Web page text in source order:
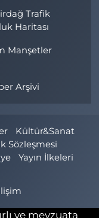
Trafik
Haritası
Manşetler
Arşivi
Kültür&Sanat
Sözleşmesi
Yayın İlkeleri
ve mevzuata